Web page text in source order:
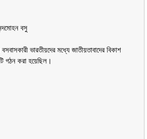
বসু
ভারতীয়দের মধ্যে জাতীয়তাবাদের বিকাশ
গঠন করা হয়েছিল।